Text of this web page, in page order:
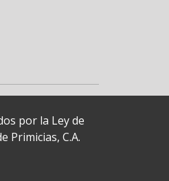
por la Ley de
Primicias, C.A.